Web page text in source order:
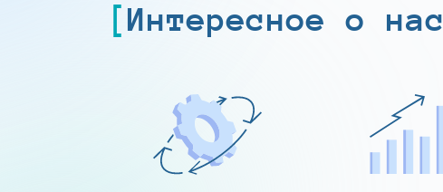
Интересное о нас